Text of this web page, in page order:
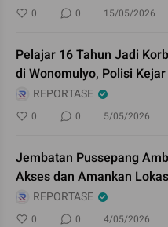
0 0 15/05/2026
Pelajar 16 Tahun Jadi
di Wonomulyo, Polisi
REPORTASE
0 0 5/05/2026
Jembatan Pussepang
Akses dan Amankan
REPORTASE
0 0 4/05/2026